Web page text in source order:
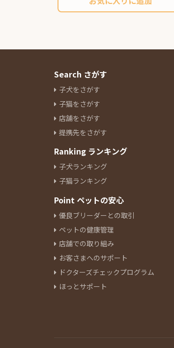
その他ミックス
218
ボストンテリア
キャバリアキングチャールズス
パニエル
ラブラドールレトリーバー
パピヨン
イタリアングレーハウンド
ペキニーズ 22
ジャックラッセルテリア
ミニチュアピンシャー
ウェルシュコーギーペンブロー
ク 10
ボーダーコリー
ブルドッグ
ビーグル 5
ビションフリーゼ 17
ボロンカ・ツヴェトナ
チャイニーズクレステッドドッ
Search さがす
子犬をさがす
子猫をさがす
店舗をさがす
提携先をさがす
Ranking ランキング
子犬ランキング
子猫ランキング
Point ペットの安心
優良ブリーダーとの取引
ペットの健康管理
店舗での取り組み
お客さまへのサポート
ドクターズチェックプログラム
ほっとサポート